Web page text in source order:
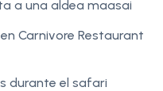
a una aldea maasai
Carnivore Restaurant
durante el safari